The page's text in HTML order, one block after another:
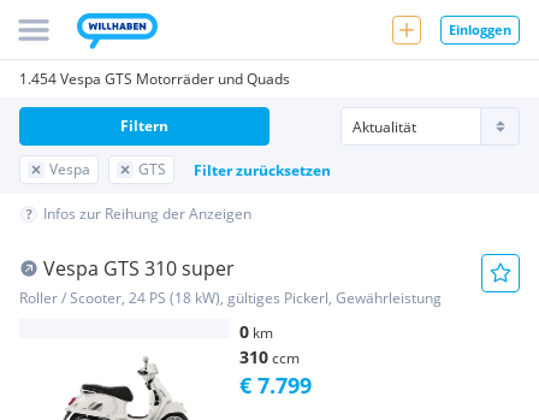
Einloggen
1.454 Vespa GTS Motorräder und Quads
Vespa GTS Filter zurücksetzen
Filtern
Infos zur Reihung der Anzeigen
Vespa GTS 310 super
Roller / Scooter, 24 PS (18 kW), gültiges Pickerl, Gewährleistung
0 km
310ccm
€ 7.799